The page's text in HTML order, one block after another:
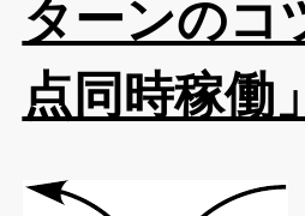
ターンのコ
点同時稼働」